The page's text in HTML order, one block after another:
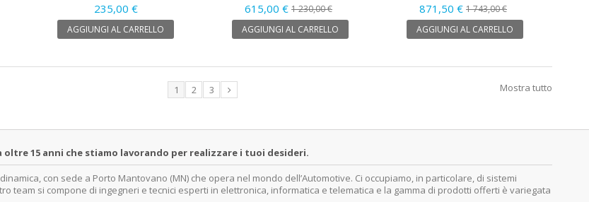
235,00 €
AGGIUNGI AL CARRELLO
615,00 € 1 230,00 €
AGGIUNGI AL CARRELLO
871,50 € 1 743,00 €
AGGIUNGI AL CARRELLO
Mostra tutto
1 2 3
15 anni che stiamo lavorando per realizzare i tuoi desideri.
con sede a Porto Mantovano (MN) che opera nel mondo dell’Automotive. Ci occupiamo, in particolare, di sistemi
team si compone di ingegneri e tecnici esperti in elettronica, informatica e telematica e la gamma di prodotti offerti è variegata